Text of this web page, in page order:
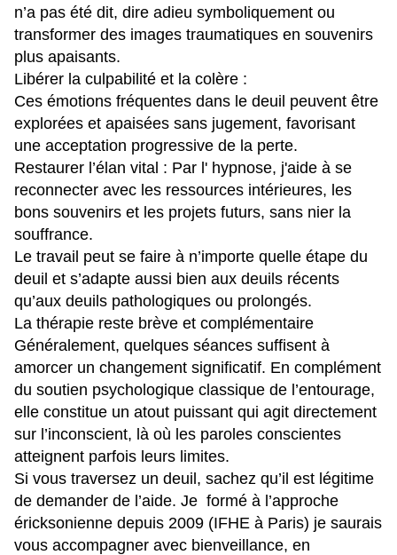
n’a pas été dit, dire adieu symboliquement ou
transformer des images traumatiques en souvenirs
plus apaisants.
Libérer la culpabilité et la colère :
Ces émotions fréquentes dans le deuil peuvent être
explorées et apaisées sans jugement, favorisant
une acceptation progressive de la perte.
Restaurer l’élan vital : Par l' hypnose, j'aide à se
reconnecter avec les ressources intérieures, les
bons souvenirs et les projets futurs, sans nier la
souffrance.
Le travail peut se faire à n’importe quelle étape du
deuil et s’adapte aussi bien aux deuils récents
qu’aux deuils pathologiques ou prolongés.
La thérapie reste brève et complémentaire
Généralement, quelques séances suffisent à
amorcer un changement significatif. En complément
du soutien psychologique classique de l’entourage,
elle constitue un atout puissant qui agit directement
sur l’inconscient, là où les paroles conscientes
atteignent parfois leurs limites.
Si vous traversez un deuil, sachez qu’il est légitime
de demander de l’aide. Je formé à l’approche
éricksonienne depuis 2009 (IFHE à Paris) je saurais
vous accompagner avec bienveillance, en